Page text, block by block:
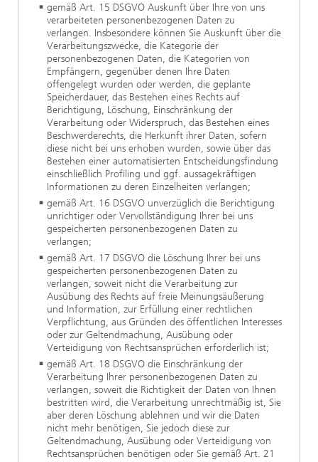
gemäß Art. 15 DSGVO Auskunft über Ihre von uns
verarbeiteten personenbezogenen Daten zu
verlangen. Insbesondere können Sie Auskunft über die
Verarbeitungszwecke, die Kategorie der
personenbezogenen Daten, die Kategorien von
Empfängern, gegenüber denen Ihre Daten
offengelegt wurden oder werden, die geplante
Speicherdauer, das Bestehen eines Rechts auf
Berichtigung, Löschung, Einschränkung der
Verarbeitung oder Widerspruch, das Bestehen eines
Beschwerderechts, die Herkunft ihrer Daten, sofern
diese nicht bei uns erhoben wurden, sowie über das
Bestehen einer automatisierten Entscheidungsfindung
einschließlich Profiling und ggf. aussagekräftigen
Informationen zu deren Einzelheiten verlangen;
gemäß Art. 16 DSGVO unverzüglich die Berichtigung
unrichtiger oder Vervollständigung Ihrer bei uns
gespeicherten personenbezogenen Daten zu
verlangen;
gemäß Art. 17 DSGVO die Löschung Ihrer bei uns
gespeicherten personenbezogenen Daten zu
verlangen, soweit nicht die Verarbeitung zur
Ausübung des Rechts auf freie Meinungsäußerung
und Information, zur Erfüllung einer rechtlichen
Verpflichtung, aus Gründen des öffentlichen Interesses
oder zur Geltendmachung, Ausübung oder
Verteidigung von Rechtsansprüchen erforderlich ist;
gemäß Art. 18 DSGVO die Einschränkung der
Verarbeitung Ihrer personenbezogenen Daten zu
verlangen, soweit die Richtigkeit der Daten von Ihnen
bestritten wird, die Verarbeitung unrechtmäßig ist, Sie
aber deren Löschung ablehnen und wir die Daten
nicht mehr benötigen, Sie jedoch diese zur
Geltendmachung, Ausübung oder Verteidigung von
Rechtsansprüchen benötigen oder Sie gemäß Art. 21